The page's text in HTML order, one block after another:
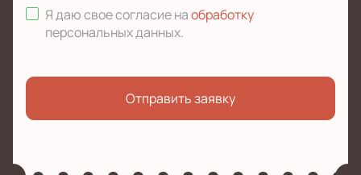
Я даю свое согласие наобработку
персональных данных.
Отправить заявку